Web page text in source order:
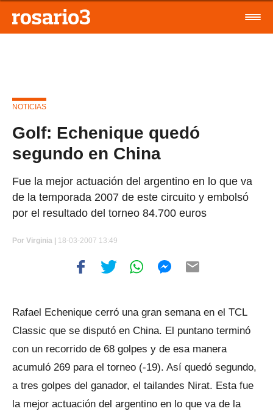
NOTICIAS
Golf: Echenique quedó
segundo en China
Fue la mejor actuación del argentino en lo que va
de la temporada 2007 de este circuito y embolsó
por el resultado del torneo 84.700 euros
Por Virginia | 18-03-2007 13:49
Rafael Echenique cerró una gran semana en el TCL
Classic que se disputó en China. El puntano terminó
con un recorrido de 68 golpes y de esa manera
acumuló 269 para el torneo (-19). Así quedó segundo,
a tres golpes del ganador, el tailandes Nirat. Esta fue
la mejor actuación del argentino en lo que va de la